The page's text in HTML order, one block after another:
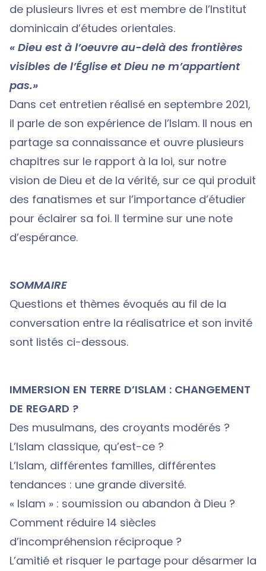
de plusieurs livres et est membre de l’Institut
dominicain d’études orientales.
« Dieu est à l’oeuvre au-delà des frontières
visibles de l’Église et Dieu ne m’appartient
pas.»
Dans cet entretien réalisé en septembre 2021,
il parle de son expérience de l’Islam. Il nous en
partage sa connaissance et ouvre plusieurs
chapitres sur le rapport à la loi, sur notre
vision de Dieu et de la vérité, sur ce qui produit
des fanatismes et sur l’importance d’étudier
pour éclairer sa foi. Il termine sur une note
d’espérance.
SOMMAIRE
Questions et thèmes évoqués au fil de la
conversation entre la réalisatrice et son invité
sont listés ci-dessous.
IMMERSION EN TERRE D’ISLAM : CHANGEMENT
DE REGARD ?
Des musulmans, des croyants modérés ?
L’Islam classique, qu’est-ce ?
L’Islam, différentes familles, différentes
tendances : une grande diversité.
« Islam » : soumission ou abandon à Dieu ?
Comment réduire 14 siècles
d’incompréhension réciproque ?
L’amitié et risquer le partage pour désarmer la